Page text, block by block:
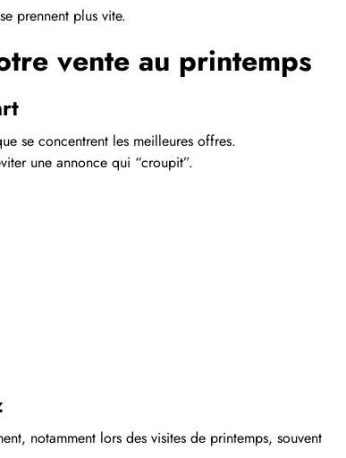
prennent plus vite.
vente au printemps
se concentrent les meilleures offres.
une annonce qui “croupit”.
notamment lors des visites de printemps, souvent